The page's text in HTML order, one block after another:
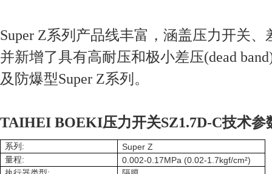
Super Z系列产品线丰富，涵盖压力开关
并新增了具有高耐压和极小差压(dead
及防爆型Super Z系列。
TAIHEI BOEKI压力开关SZ1.7D-C技术参
系列 : Super Z
量程: 0.002-0.17MPa (0.02-1.7kgf/cm²)